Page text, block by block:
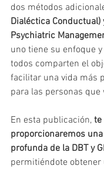
dos métodos
Dialéctica Conductual)
Psychiatric
uno tiene su enfoque
todos comparten el
facilitar una vida más
para las personas que
En esta publicación, te
proporcionaremos
profunda de la DBT y
permitiéndote